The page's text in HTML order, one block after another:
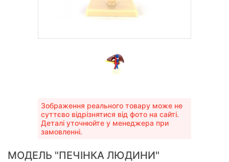
Зображення реального товару може не
суттєво відрізнятися від фото на сайті.
Деталі уточнюйте у менеджера при
замовленні.
МОДЕЛЬ "ПЕЧІНКА ЛЮДИНИ"